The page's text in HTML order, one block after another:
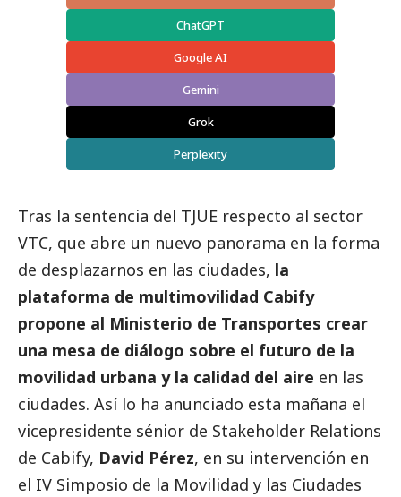
ChatGPT
Google AI
Gemini
Grok
Perplexity
Tras la sentencia del TJUE respecto al sector
VTC, que abre un nuevo panorama en la forma
de desplazarnos en las ciudades, la
plataforma de multimovilidad Cabify
propone al Ministerio de Transportes crear
una mesa de diálogo sobre el futuro de la
movilidad urbana y la calidad del aire en las
ciudades. Así lo ha anunciado esta mañana el
vicepresidente sénior de Stakeholder Relations
de Cabify, David Pérez, en su intervención en
el IV Simposio de la Movilidad y las Ciudades